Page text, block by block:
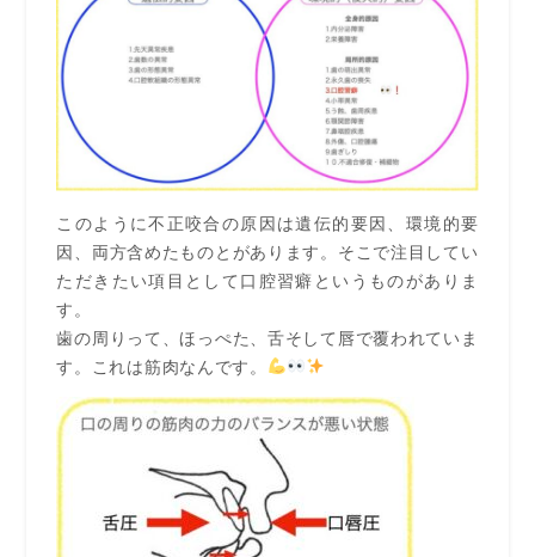
このように不正咬合の原因は遺伝的要因、環境的要
因、両方含めたものとがあります。そこで注目してい
ただきたい項目として口腔習癖というものがありま
す。
歯の周りって、ほっぺた、舌そして唇で覆われていま
す。これは筋肉なんです。